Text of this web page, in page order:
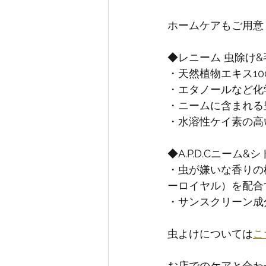
ホームケアもご用
◆レニーム 虫除け
・天然植物エキス
・エタノールなど
・ニームに含まれ
・水溶性ケイ素の
◆A.P.D.Cニーム&
・虫が嫌いな香り
ーロイヤル）を配
・サンスクリーン
虫よけについては